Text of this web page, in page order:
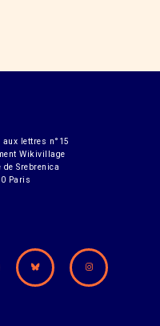
aux lettres n°15
Wikivillage
de Srebrenica
Paris